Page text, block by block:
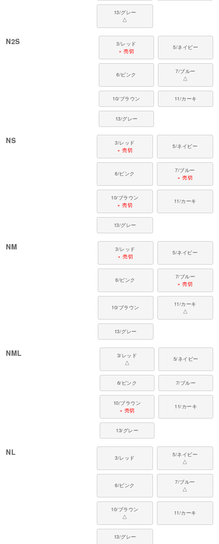
13/グレー
△
N2S
3/レッド
× 売切
5/ネイビー
6/ピンク
7/ブルー
△
10/ブラウン 11/カーキ
13/グレー
NS
3/レッド
× 売切
5/ネイビー
6/ピンク
7/ブルー
× 売切
10/ブラウン
× 売切
11/カーキ
13/グレー
NM
3/レッド
× 売切
5/ネイビー
6/ピンク
7/ブルー
× 売切
10/ブラウン
11/カーキ
△
13/グレー
NML
3/レッド
△
5/ネイビー
6/ピンク 7/ブルー
10/ブラウン
× 売切
11/カーキ
13/グレー
NL
3/レッド
5/ネイビー
△
6/ピンク
7/ブルー
△
10/ブラウン
△
11/カーキ
13/グレー